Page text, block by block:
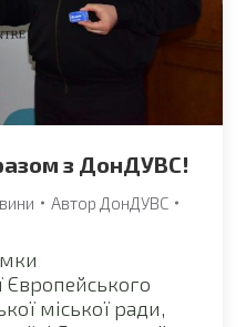
з ДонДУВС!
Автор ДонДУВС
Європейського
міської ради,